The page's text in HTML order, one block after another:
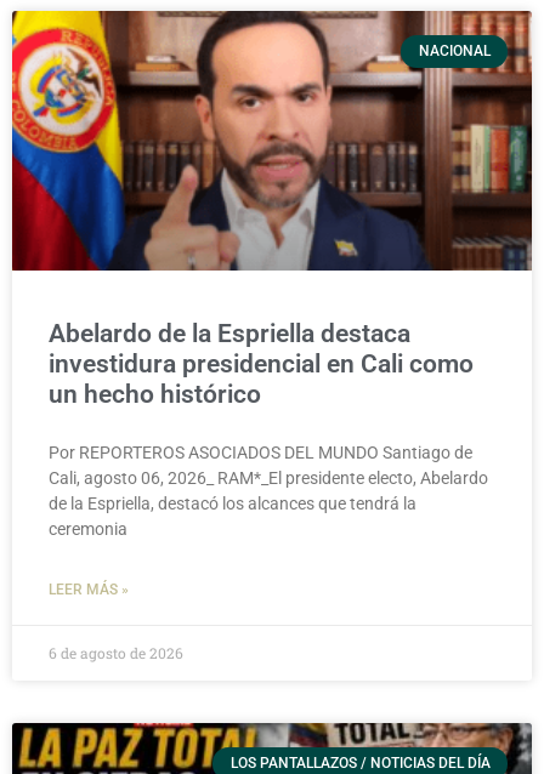
NACIONAL
Abelardo de la Espriella destaca
investidura presidencial en Cali como
un hecho histórico
Por REPORTEROS ASOCIADOS DEL MUNDO Santiago de
Cali, agosto 06, 2026_ RAM*_El presidente electo, Abelardo
de la Espriella, destacó los alcances que tendrá la
ceremonia
LEER MÁS »
6 de agosto de 2026
LOS PANTALLAZOS / NOTICIAS DEL DÍA